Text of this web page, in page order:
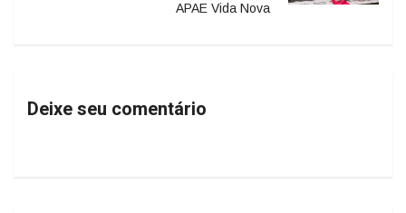
APAE Vida Nova
Deixe seu comentário